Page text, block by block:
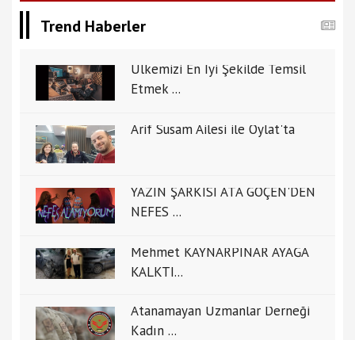
Trend Haberler
Ülkemizi En İyi Şekilde Temsil
Etmek ...
Arif Susam Ailesi ile Oylat'ta
YAZIN ŞARKISI ATA GÖÇEN'DEN
NEFES ...
Mehmet KAYNARPINAR AYAĞA
KALKTI...
Atanamayan Uzmanlar Derneği
Kadın ...